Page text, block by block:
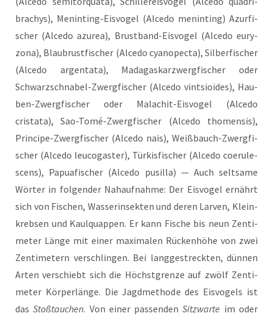
brachys), Men­in­ting-Eis­vo­gel (Alce­do men­in­ting) Azur­fi­
scher (Alce­do azu­rea), Brust­band-Eis­vo­gel (Alce­do eury­
zo­na), Blau­brust­fi­scher (Alce­do cya­nopec­ta), Sil­ber­fi­scher
(Alce­do argen­ta­ta), Mada­gas­karzwerg­fi­scher oder
Schwarz­schna­bel-Zwerg­fi­scher (Alce­do vint­sio­ides), Hau­
ben-Zwerg­fi­scher oder Mala­chit-Eis­vo­gel (Alce­do
cristata), Sao-Tomé-Zwerg­fi­scher (Alce­do tho­men­sis),
Prin­ci­pe-Zwerg­fi­scher (Alce­do nais), Weiß­bauch-Zwerg­fi­
scher (Alce­do leu­co­gas­ter), Tür­kis­fi­scher (Alce­do coe­ru­le­
s­cens), Papua­fi­scher (Alce­do pus­il­la) — Auch selt­sa­me
Wör­ter in fol­gen­der Nah­auf­nah­me: Der Eis­vo­gel ernährt
sich von Fischen, Was­ser­in­sek­ten und deren Lar­ven, Klein­
kreb­sen und Kaul­quap­pen. Er kann Fische bis neun Zen­ti­
me­ter Län­ge mit einer maxi­ma­len Rücken­hö­he von zwei
Zen­ti­me­tern ver­schlin­gen. Bei lang­ge­streck­ten, dün­nen
Arten ver­schiebt sich die Höchst­gren­ze auf zwölf Zen­ti­
me­ter Kör­per­län­ge. Die Jagd­me­tho­de des Eis­vo­gels ist
dasStoß­tau­chen. Von einer pas­sen­denSitz­war­te im oder